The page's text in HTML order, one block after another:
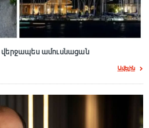
վերջապես ամուսնացան
Ավելին